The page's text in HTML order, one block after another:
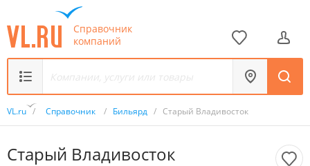
Справочник
компаний
VL.ru / Справочник / Бильярд / Старый Владивосток
Старый Владивосток